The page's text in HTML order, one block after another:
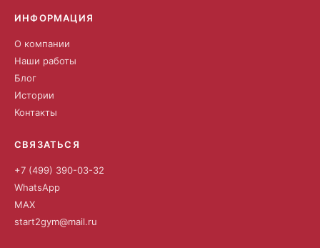
ИНФОРМАЦИЯ
О компании
Наши работы
Блог
Истории
Контакты
СВЯЗАТЬСЯ
+7 (499) 390-03-32
WhatsApp
MAX
start2gym@mail.ru